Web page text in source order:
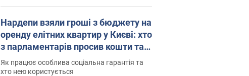
Нардепи взяли гроші з бюджету на
оренду елітних квартир у Києві: хто
з парламентарів просив кошти та
де поселився
Як працює особлива соціальна гарантія та
хто нею користується